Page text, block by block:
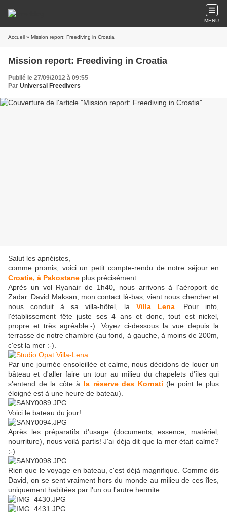
MENU
Accueil » Mission report: Freediving in Croatia
Mission report: Freediving in Croatia
Publié le 27/09/2012 à 09:55
Par Universal Freedivers
Salut les apnéistes,
comme promis, voici un petit compte-rendu de notre séjour en
Croatie, à Pakostane plus précisément.
Après un vol Ryanair de 1h40, nous arrivons à l'aéroport de
Zadar. David Maksan, mon contact là-bas, vient nous chercher et
nous conduit à sa villa-hôtel, la Villa Lena . Pour info,
l'établissement fête juste ses 4 ans et donc, tout est nickel,
propre et très agréable:-). Voyez ci-dessous la vue depuis la
terrasse de notre chambre (au fond, à gauche, à moins de 200m,
c'est la mer :-).
Par une journée ensoleillée et calme, nous décidons de louer un
bâteau et d'aller faire un tour au milieu du chapelets d'îles qui
s'entend de la côte à la réserve des Kornati (le point le plus
éloigné est à une heure de bateau).
Voici le bateau du jour!
Après les préparatifs d'usage (documents, essence, matériel,
nourriture), nous voilà partis! J'ai déja dit que la mer était calme?
:-)
Rien que le voyage en bateau, c'est déjà magnifique. Comme dis
David, on se sent vraiment hors du monde au milieu de ces îles,
uniquement habitées par l'un ou l'autre hermite.